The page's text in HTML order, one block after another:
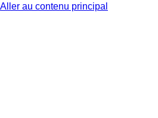
Aller au contenu principal